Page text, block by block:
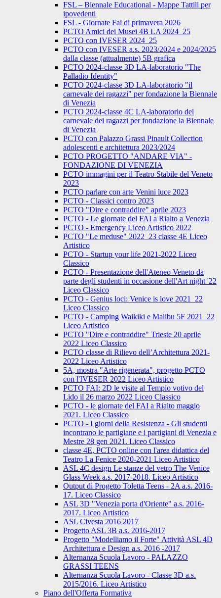
FSL – Biennale Educational - Mappe Tattili per
ipovedenti
FSL - Giornate Fai di primavera 2026
PCTO Amici dei Musei 4B LA 2024_25
PCTO con IVESER 2024_25
PCTO con IVESER a.s. 2023/2024 e 2024/2025
dalla classe (attualmente) 5B grafica
PCTO 2024-classe 3D LA-laboratorio "The
Palladio Identity"
PCTO 2024-classe 3D LA-laboratorio "il
carnevale dei ragazzi" per fondazione la Biennale
di Venezia
PCTO 2024-classe 4C LA-laboratorio del
carnevale dei ragazzi per fondazione la Biennale
di Venezia
PCTO con Palazzo Grassi Pinault Collection
adolescenti e architettura 2023/2024
PCTO PROGETTO "ANDARE VIA" -
FONDAZIONE DI VENEZIA
PCTO immagini per il Teatro Stabile del Veneto
2023
PCTO parlare con arte Venini luce 2023
PCTO - Classici contro 2023
PCTO "Dire e contraddire" aprile 2023
PCTO - Le giornate del FAI a Rialto a Venezia
PCTO - Emergency Liceo Artistico 2022
PCTO "Le meduse" 2022_23 classe 4E Liceo
Artistico
PCTO - Startup your life 2021-2022 Liceo
Classico
PCTO - Presentazione dell'Ateneo Veneto da
parte degli studenti in occasione dell'Art night '22
Liceo Classico
PCTO - Genius loci: Venice is love 2021_22
Liceo Classico
PCTO - Camping Waikiki e Malibu 5F 2021_22
Liceo Artistico
PCTO "Dire e contraddire" Trieste 20 aprile
2022 Liceo Classico
PCTO classe di Rilievo dell’Architettura 2021-
2022 Liceo Artistico
5A, mostra "Arte rigenerata", progetto PCTO
con l'IVESER 2022 Liceo Artistico
PCTO FAI: 2D le visite al Tempio votivo del
Lido il 26 marzo 2022 Liceo Classico
PCTO - le giornate del FAI a Rialto maggio
2021. Liceo Classico
PCTO - I giorni della Resistenza - Gli studenti
incontrano le partigiane e i partigiani di Venezia e
Mestre 28 gen 2021. Liceo Classico
classe 4E, PCTO online con l'area didattica del
Teatro La Fenice 2020-2021 Liceo Artistico
ASL 4C design Le stanze del vetro The Venice
Glass Week a.s. 2017-2018. Liceo Artistico
Output di Progetto Toletta Teens - 2A a.s. 2016-
17. Liceo Classico
ASL 3D "Venezia porta d'Oriente" a.s. 2016-
2017. Liceo Artistico
ASL Civesta 2016 2017
Progetto ASL 3B a.s. 2016-2017
Progetto "Modelliamo il Forte" Attività ASL 4D
Architettura e Design a.s. 2016 -2017
Alternanza Scuola Lavoro - PALAZZO
GRASSI TEENS
Alternanza Scuola Lavoro - Classe 3D a.s.
2015/2016. Liceo Artistico
Piano dell'Offerta Formativa